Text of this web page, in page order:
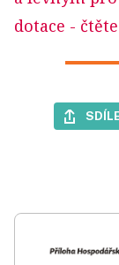
dotace -